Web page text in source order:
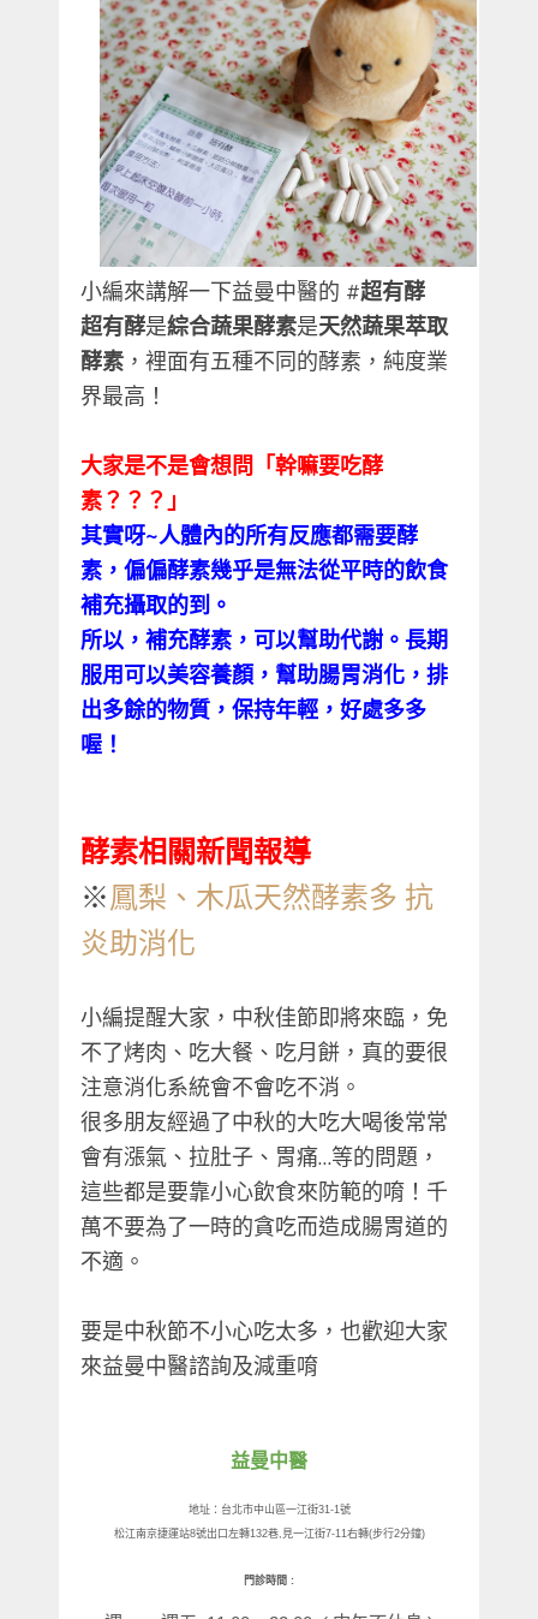
小編來講解一下益曼中醫的 #‎超有酵
超有酵是綜合蔬果酵素是天然蔬果萃取
酵素 ，裡面有五種不同的酵素，純度業
界最高！
大家是不是會想問「幹嘛要吃酵
素？？？」
其實呀~人體內的所有反應都需要酵
素，偏偏酵素幾乎是無法從平時的飲食
補充攝取的到。
所以，補充酵素，可以幫助代謝。長期
服用可以美容養顏，幫助腸胃消化，排
出多餘的物質，保持年輕，好處多多
喔！
酵素相關新聞報導
※鳳梨、木瓜天然酵素多 抗
炎助消化
小編提醒大家，中秋佳節即將來臨，免
不了烤肉、吃大餐、吃月餅，真的要很
注意消化系統會不會吃不消。
很多朋友經過了中秋的大吃大喝後常常
會有漲氣、拉肚子、胃痛…等的問題，
這些都是要靠小心飲食來防範的唷！千
萬不要為了一時的貪吃而造成腸胃道的
不適。
要是中秋節不小心吃太多，也歡迎大家
來益曼中醫諮詢及減重唷
益曼中醫
地址：台北市中山區一江街31-1 號
松江南京捷運站8號出口左轉132巷, 見一江街7-11 右轉(步行2分鐘)
門診時間 :